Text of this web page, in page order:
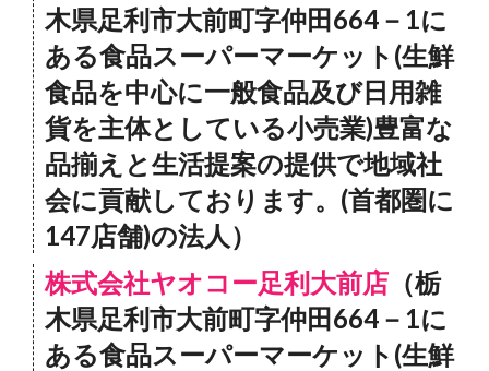
木県足利市大前町字仲田664－1に
ある食品スーパーマーケット(生鮮
食品を中心に一般食品及び日用雑
貨を主体としている小売業)豊富な
品揃えと生活提案の提供で地域社
会に貢献しております。(首都圏に
147店舗)の法人）
株式会社ヤオコー足利大前店 （栃
木県足利市大前町字仲田664－1に
ある食品スーパーマーケット(生鮮